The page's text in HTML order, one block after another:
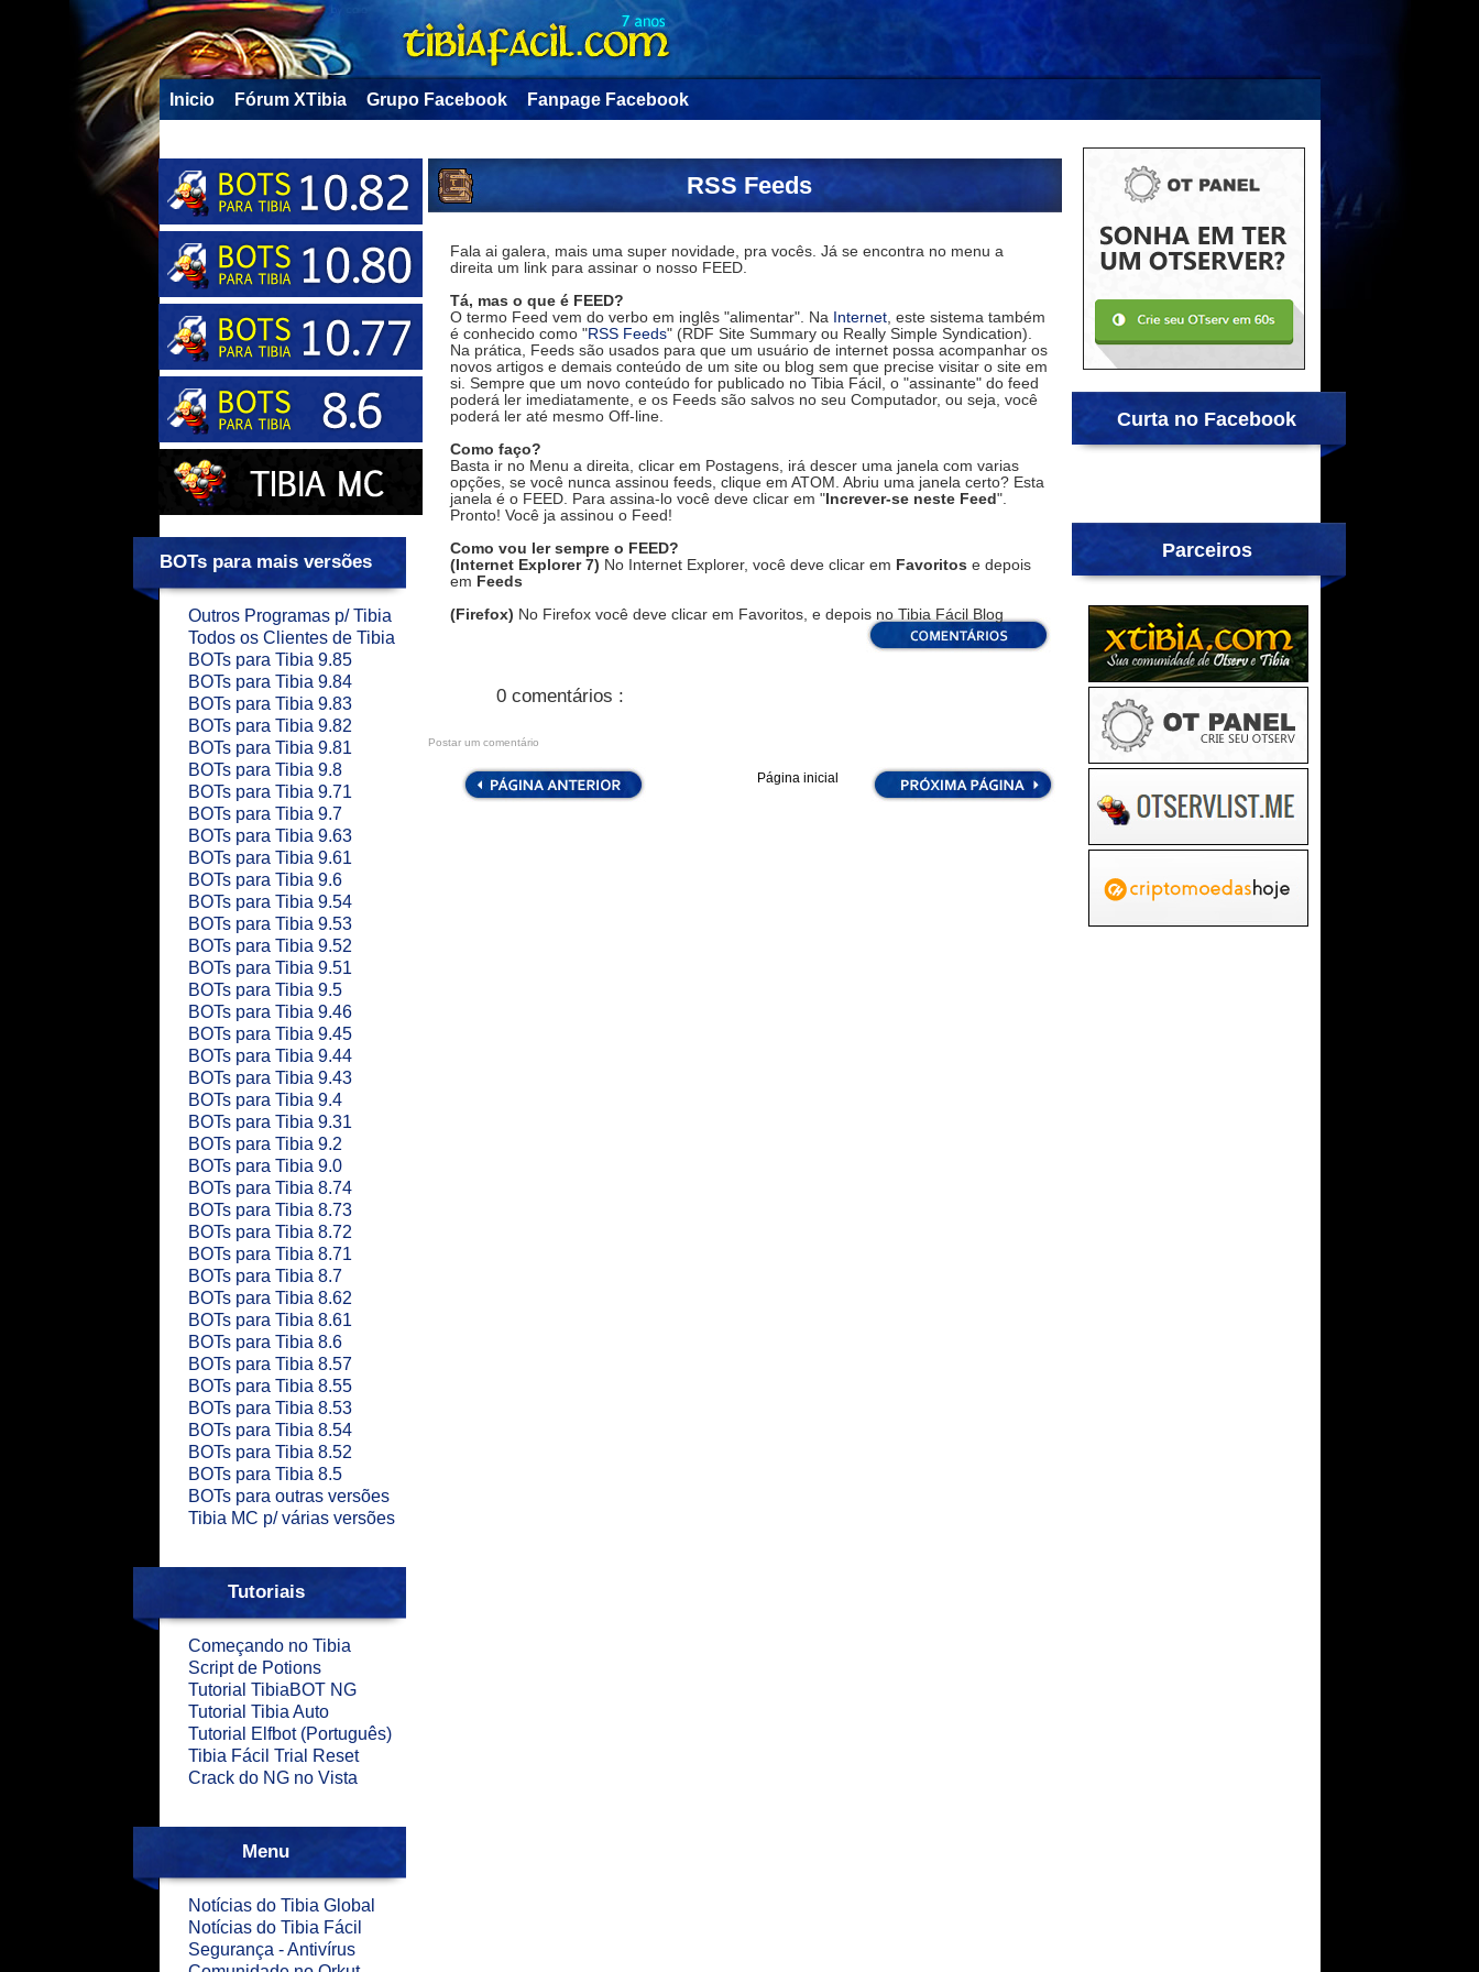
Inicio Fórum XTibia Grupo Facebook Fanpage Facebook
BOTs para mais versões
Outros Programas p/ Tibia
Todos os Clientes de Tibia
BOTs para Tibia 9.85
BOTs para Tibia 9.84
BOTs para Tibia 9.83
BOTs para Tibia 9.82
BOTs para Tibia 9.81
BOTs para Tibia 9.8
BOTs para Tibia 9.71
BOTs para Tibia 9.7
BOTs para Tibia 9.63
BOTs para Tibia 9.61
BOTs para Tibia 9.6
BOTs para Tibia 9.54
BOTs para Tibia 9.53
BOTs para Tibia 9.52
BOTs para Tibia 9.51
BOTs para Tibia 9.5
BOTs para Tibia 9.46
BOTs para Tibia 9.45
BOTs para Tibia 9.44
BOTs para Tibia 9.43
BOTs para Tibia 9.4
BOTs para Tibia 9.31
BOTs para Tibia 9.2
BOTs para Tibia 9.0
BOTs para Tibia 8.74
BOTs para Tibia 8.73
BOTs para Tibia 8.72
BOTs para Tibia 8.71
BOTs para Tibia 8.7
BOTs para Tibia 8.62
BOTs para Tibia 8.61
BOTs para Tibia 8.6
BOTs para Tibia 8.57
BOTs para Tibia 8.55
BOTs para Tibia 8.53
BOTs para Tibia 8.54
BOTs para Tibia 8.52
BOTs para Tibia 8.5
BOTs para outras versões
Tibia MC p/ várias versões
Tutoriais
Começando no Tibia
Script de Potions
Tutorial TibiaBOT NG
Tutorial Tibia Auto
Tutorial Elfbot (Português)
Tibia Fácil Trial Reset
Crack do NG no Vista
Menu
Notícias do Tibia Global
Notícias do Tibia Fácil
Segurança - Antivírus
RSS Feeds
Fala ai galera, mais uma super novidade, pra vocês. Já se encontra no menu a
direita um link para assinar o nosso FEED.
Tá, mas o que é FEED?
O termo Feed vem do verbo em inglês "alimentar". Na Internet, este sistema também
é conhecido como "RSS Feeds" (RDF Site Summary ou Really Simple Syndication).
Na prática, Feeds são usados para que um usuário de internet possa acompanhar os
novos artigos e demais conteúdo de um site ou blog sem que precise visitar o site em
si. Sempre que um novo conteúdo for publicado no Tibia Fácil, o "assinante" do feed
poderá ler imediatamente, e os Feeds são salvos no seu Computador, ou seja, você
poderá ler até mesmo Off-line.
Como faço?
Basta ir no Menu a direita, clicar em Postagens, irá descer uma janela com varias
opções, se você nunca assinou feeds, clique em ATOM. Abriu uma janela certo? Esta
janela é o FEED. Para assina-lo você deve clicar em "Increver-se neste Feed".
Pronto! Você ja assinou o Feed!
Como vou ler sempre o FEED?
(Internet Explorer 7) No Internet Explorer, você deve clicar em Favoritos e depois
em Feeds
(Firefox) No Firefox você deve clicar em Favoritos, e depois no Tibia Fácil Blog
0 comentários :
Postar um comentário
Página inicial
Curta no Facebook
Parceiros